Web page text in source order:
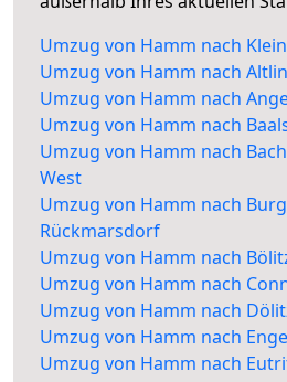
Umzug von Hamm nach
Umzug von Hamm nach
Umzug von Hamm nach
Umzug von Hamm nach
Umzug von Hamm nach
West
Umzug von Hamm nach
Rückmarsdorf
Umzug von Hamm nach
Umzug von Hamm nach
Umzug von Hamm nach
Umzug von Hamm nach
Umzug von Hamm nach